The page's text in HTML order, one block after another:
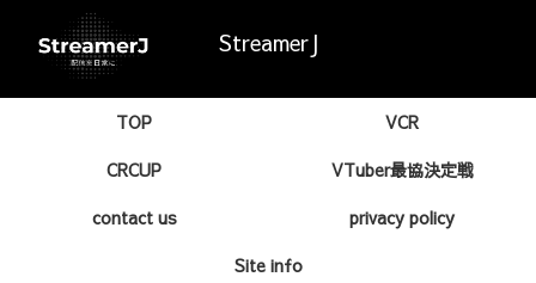
StreamerJ
TOP
VCR
CRCUP
VTuber最協決定戦
contact us
privacy policy
Site info